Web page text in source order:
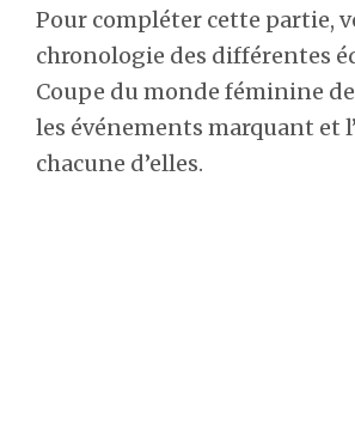
Pour compléter cette partie,
chronologie des différentes
Coupe du monde féminine
les événements marquant et
chacune d’elles.